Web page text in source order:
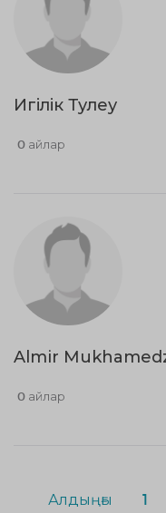
Игілік Тулеу
0 айлар
Almir
0 айлар
Алдыңғы 1